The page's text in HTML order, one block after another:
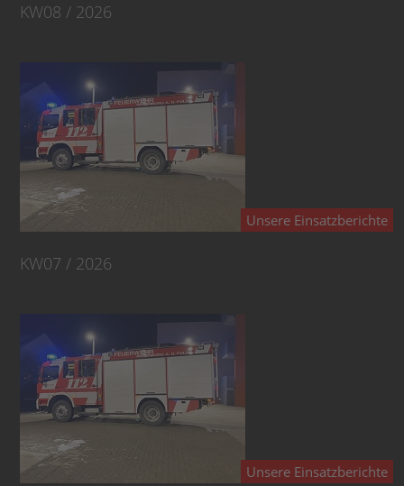
KW08 / 2026
Unsere Einsatzberichte
KW07 / 2026
Unsere Einsatzberichte